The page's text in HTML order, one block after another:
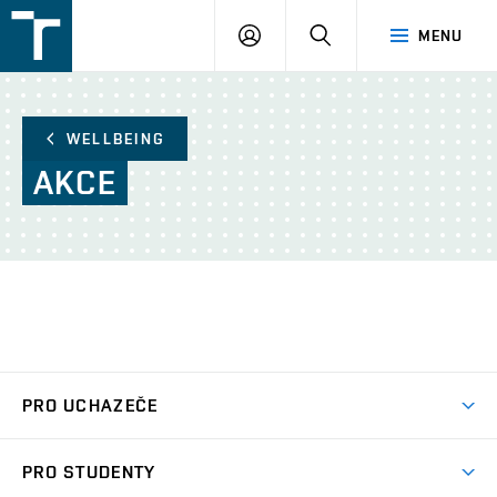
v
Brně
MENU
PŘIHLÁŠENÍ
WELLBEING
AKCE
PRO UCHAZEČE
PRO STUDENTY